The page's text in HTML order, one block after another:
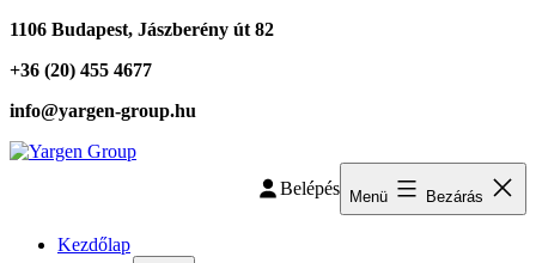
Ugrás
tartalomhoz
1106 Budapest, Jászberény út 82
+36 (20) 455 4677
info@yargen-group.hu
Belépés Menü Bezárás
Kezdőlap